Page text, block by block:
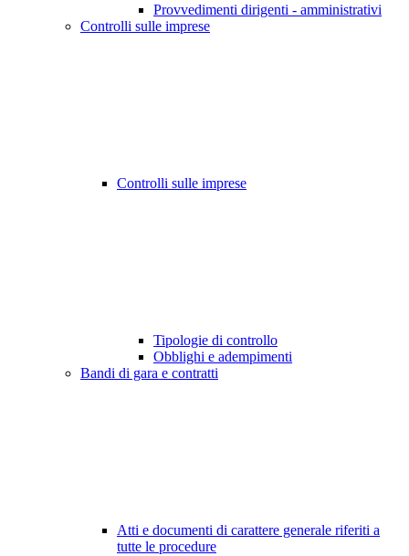
Provvedimenti dirigenti - amministrativi
Controlli sulle imprese
Controlli sulle imprese
Tipologie di controllo
Obblighi e adempimenti
Bandi di gara e contratti
Atti e documenti di carattere generale riferiti a
tutte le procedure